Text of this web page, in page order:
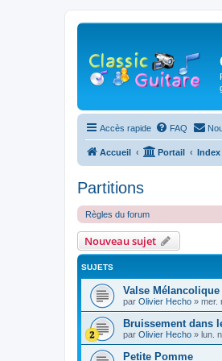
Accès rapide FAQ
Accueil Portail
Partitions
Règles du forum
Nouveau sujet
SUJETS
Valse Mélancolique
par Olivier Hecho » mer.
Bruissement dans
par Olivier Hecho » lun.
Petite Pomme